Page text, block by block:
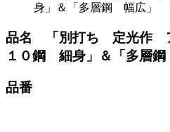
身」＆「多層鋼 幅広」
品名 「別打ち 定光作
１０鋼 細身」＆「多層鋼
品番